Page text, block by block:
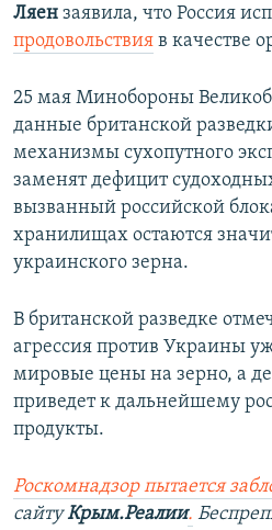
Ляен заявила, что Россия
продовольствия в качестве
25 мая Минобороны
данные британской
механизмы сухопутного
заменят дефицит
вызванный российской
хранилищах остаются
украинского зерна.
В британской разведке
агрессия против Украины
мировые цены на зерно, а
приведет к дальнейшему
продукты.
Роскомнадзор пытается
сайтуКрым.Реалии.